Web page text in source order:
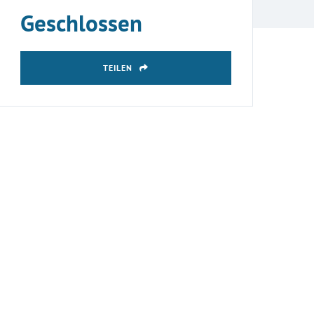
Geschlossen
TEILEN